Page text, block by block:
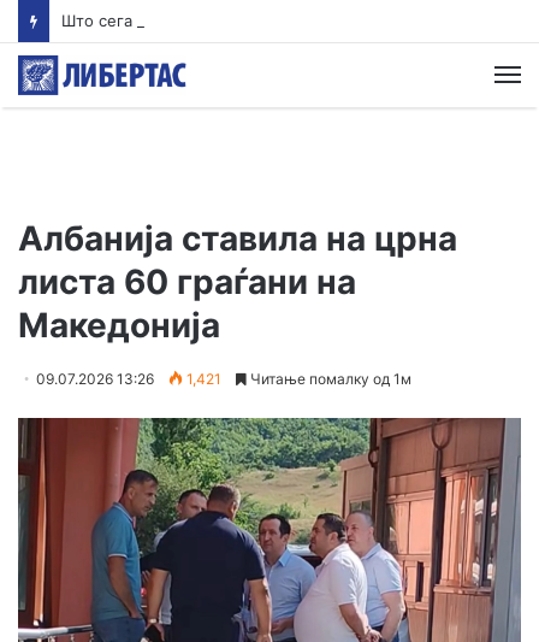
Албанија ставила на црна
листа 60 граѓани на
Македонија
09.07.2026 13:26 1,421 Читање помалку од 1м